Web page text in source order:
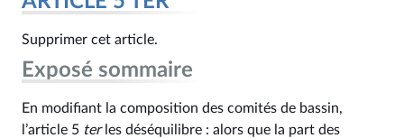
Supprimer cet article.
Exposé sommaire
En modifiant la composition des comités de bassin,
l’article 5 terles déséquilibre : alors que la part des